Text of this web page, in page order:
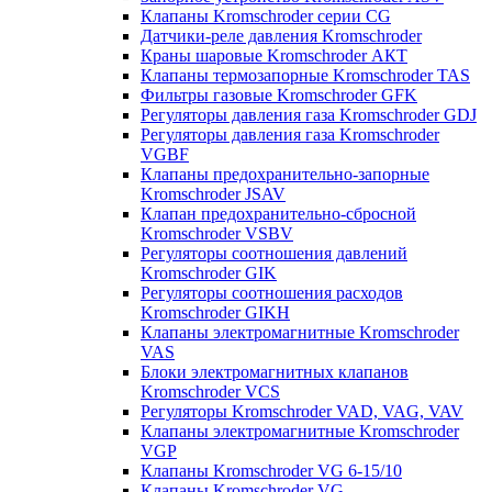
Клапаны Kromschroder серии CG
Датчики-реле давления Kromschroder
Краны шаровые Kromschroder АКТ
Клапаны термозапорные Kromschroder TAS
Фильтры газовые Kromschroder GFK
Регуляторы давления газа Kromschroder GDJ
Регуляторы давления газа Kromschroder
VGBF
Клапаны предохранительно-запорные
Kromschroder JSAV
Клапан предохранительно-сбросной
Kromschroder VSBV
Регуляторы соотношения давлений
Kromschroder GIK
Регуляторы соотношения расходов
Kromschroder GIKH
Клапаны электромагнитные Kromschroder
VAS
Блоки электромагнитных клапанов
Kromschroder VCS
Регуляторы Kromschroder VAD, VAG, VAV
Клапаны электромагнитные Kromschroder
VGP
Клапаны Kromschroder VG 6-15/10